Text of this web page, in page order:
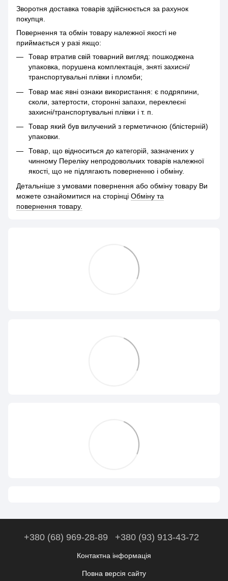
Зворотня доставка товарів здійснюється за рахунок
покупця.
Повернення та обмін товару належної якості не
приймається у разі якщо:
Товар втратив свій товарний вигляд: пошкоджена
упаковка, порушена комплектація, зняті захисні/
транспортувальні плівки і пломби;
Товар має явні ознаки використання: є подряпини,
сколи, затертости, сторонні запахи, переклеєні
захисні/транспортувальні плівки і т. п.
Товар який був вилучений з герметичною (блістерній)
упаковки.
Товар, що відноситься до категорій, зазначених у
чинному Переліку непродовольчих товарів належної
якості, що не підлягають поверненню і обміну.
Детальніше з умовами повернення або обміну товару Ви
можете ознайомитися на сторінці Обміну та
повернення товару.
+380 (68) 969-28-89 +380 (93) 913-43-72
Контактна інформація
Повна версія сайту